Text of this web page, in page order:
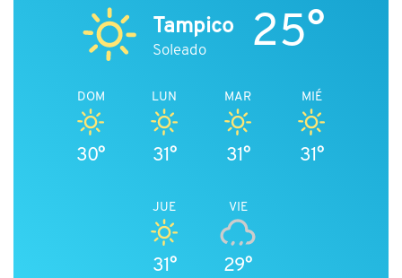
Tampico
Soleado 25°
DOM
30°
LUN
31°
MAR
31°
MIÉ
31°
JUE
31°
VIE
29°